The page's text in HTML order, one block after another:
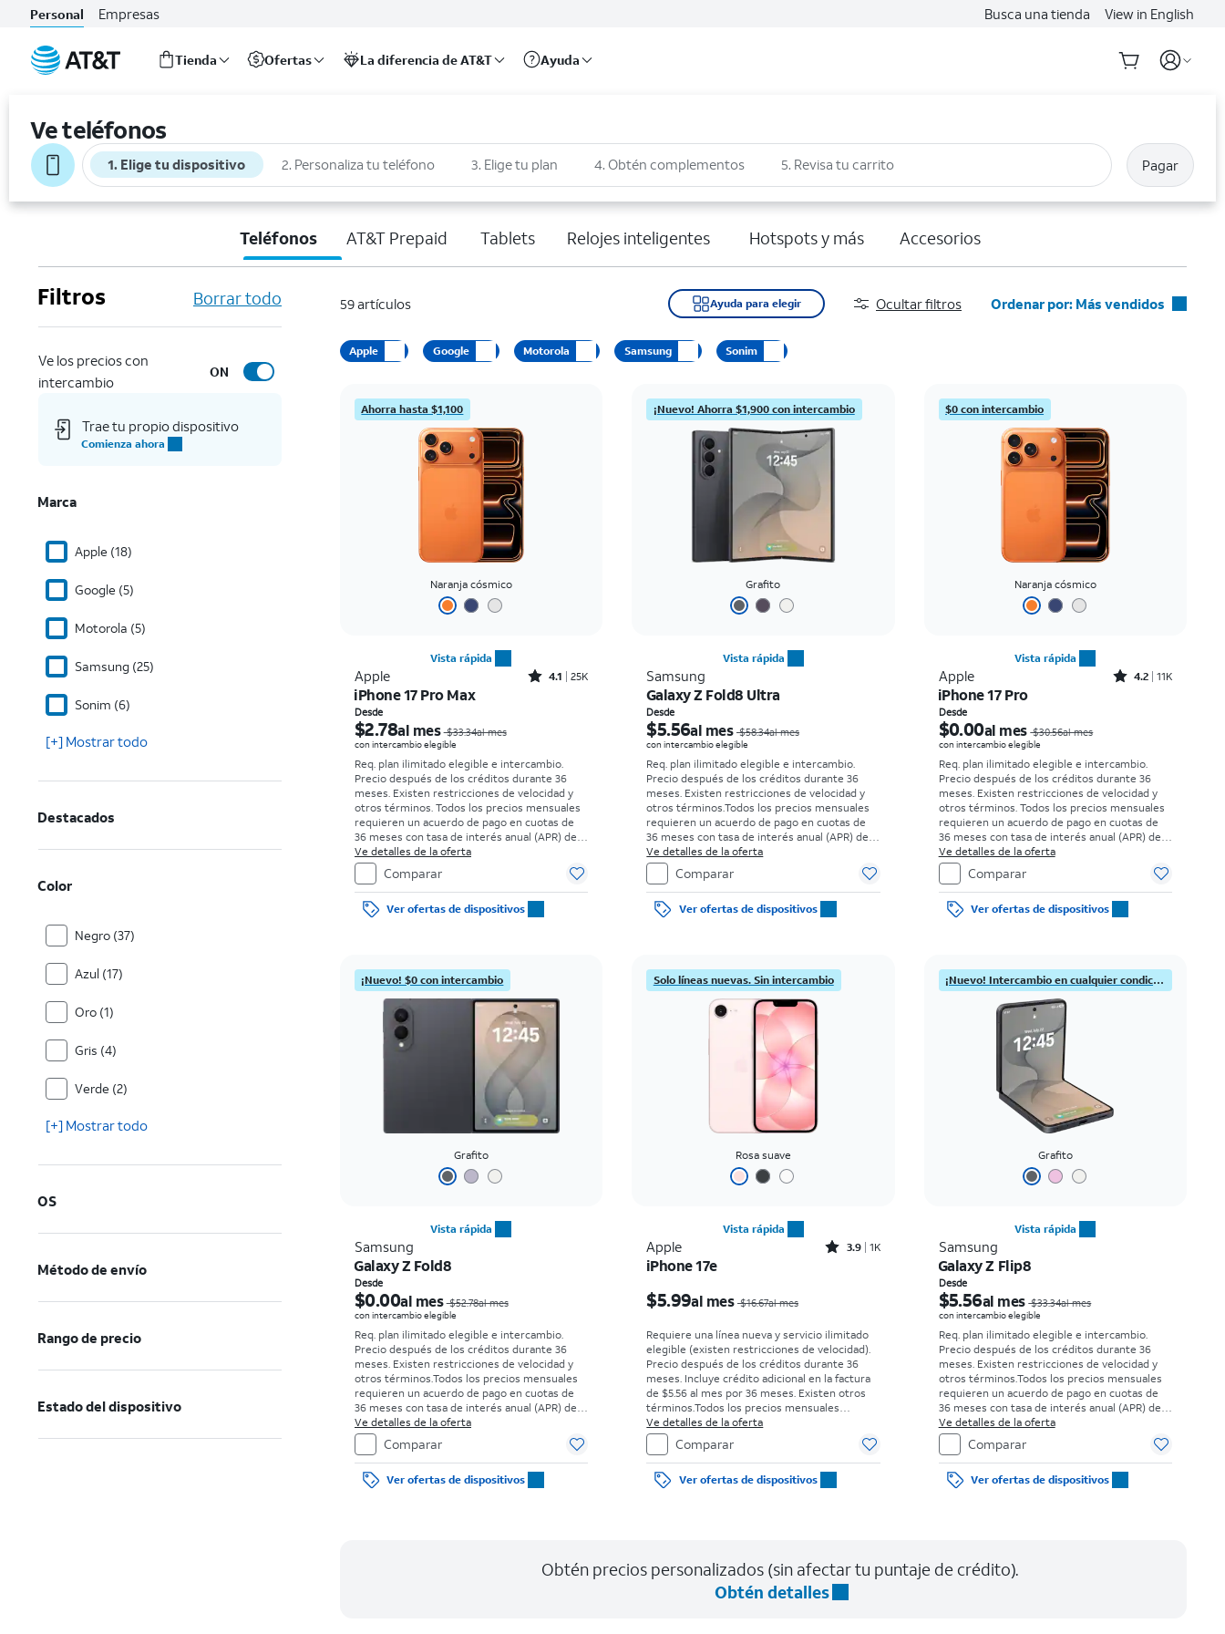
Personal Empresas Busca una tienda View in English
Tienda Ofertas La diferencia de AT&T Ayuda
Ve teléfonos
1. Elige tu dispositivo 2. Personaliza tu teléfono 3. Elige tu plan 4. Obtén complementos 5. Revisa tu carrito Pagar
Teléfonos AT&T Prepaid Tablets Relojes inteligentes Hotspots y más Accesorios
Filtros Borrar todo
Ve los precios con
intercambio
ON
Trae tu propio dispositivo
Comienza ahora
Marca
Apple (18)
Google (5)
Motorola (5)
Samsung (25)
Sonim (6)
[+] Mostrar todo
Destacados
Color
Negro (37)
Azul (17)
Oro (1)
Gris (4)
Verde (2)
[+] Mostrar todo
OS
Método de envío
Rango de precio
Estado del dispositivo
59 artículos Ayuda para elegir Ocultar filtros
Ordenar por: Más vendidos
Más reciente
Apple Google Motorola Samsung Sonim
Ahorra hasta $1,100
Naranja cósmico
Vista rápida
Apple Rated4.1out of 5 stars with25023reviews
4.1 25K
iPhone 17 Pro Max
Desde
$2.78al mes$33.34al mes
con intercambio elegible
Req. plan ilimitado elegible e intercambio.
Precio después de los créditos durante 36
meses. Existen restricciones de velocidad y
otros términos. Todos los precios mensuales
requieren un acuerdo de pago en cuotas de
36 meses con tasa de interés anual (APR) del
0%. Sin cargo inicial para clientes elegibles y
con buenos antecedentes. El impuesto sobre
el precio de venta normal se paga al momento
de la compra. Existen restricciones.
Ve detalles de la oferta
Comparar
Ver ofertas de dispositivos
¡Nuevo! Ahorra $1,900 con intercambio
Grafito
Vista rápida
Samsung
Galaxy Z Fold8 Ultra
Desde
$5.56al mes $58.34al mes
con intercambio elegible
Req. plan ilimitado elegible e intercambio.
Precio después de los créditos durante 36
meses. Existen restricciones de velocidad y
otros términos.Todos los precios mensuales
requieren un acuerdo de pago en cuotas de
36 meses con tasa de interés anual (APR) del
0%. Sin cargo inicial para clientes elegibles y
con buenos antecedentes. El impuesto sobre
el precio de venta normal se paga al momento
de la compra. Existen restricciones.
Ve detalles de la oferta
Comparar
Ver ofertas de dispositivos
$0 con intercambio
Naranja cósmico
Vista rápida
Apple Rated4.2out of 5 stars with11340reviews
4.2 11K
iPhone 17 Pro
Desde
$0.00al mes$30.56al mes
con intercambio elegible
Req. plan ilimitado elegible e intercambio.
Precio después de los créditos durante 36
meses. Existen restricciones de velocidad y
otros términos. Todos los precios mensuales
requieren un acuerdo de pago en cuotas de
36 meses con tasa de interés anual (APR) del
0%. Sin cargo inicial para clientes elegibles y
con buenos antecedentes. El impuesto sobre
el precio de venta normal se paga al momento
de la compra. Existen restricciones.
Ve detalles de la oferta
Comparar
Ver ofertas de dispositivos
¡Nuevo! $0 con intercambio
Grafito
Vista rápida
Samsung
Galaxy Z Fold8
Desde
$0.00al mes$52.78al mes
con intercambio elegible
Req. plan ilimitado elegible e intercambio.
Precio después de los créditos durante 36
meses. Existen restricciones de velocidad y
otros términos.Todos los precios mensuales
requieren un acuerdo de pago en cuotas de
36 meses con tasa de interés anual (APR) del
0%. Sin cargo inicial para clientes elegibles y
con buenos antecedentes. El impuesto sobre
el precio de venta normal se paga al momento
de la compra. Existen restricciones.
Ve detalles de la oferta
Comparar
Ver ofertas de dispositivos
Solo líneas nuevas. Sin intercambio
Rosa suave
Vista rápida
Apple Rated3.9out of 5 stars with1411reviews
3.9 1K
iPhone 17e
$5.99al mes $16.67al mes
Requiere una línea nueva y servicio ilimitado
elegible (existen restricciones de velocidad).
Precio después de los créditos durante 36
meses. Incluye crédito adicional en la factura
de $5.56 al mes por 36 meses. Existen otros
términos.Todos los precios mensuales
requieren un acuerdo de pago en cuotas de
36 meses con tasa de interés anual (APR) del
0%. Sin cargo inicial para clientes elegibles y
con buenos antecedentes. El impuesto sobre
el precio de venta normal se paga al momento
Ve detalles de la oferta
Comparar
Ver ofertas de dispositivos
¡Nuevo! Intercambio en cualquier condición
Grafito
Vista rápida
Samsung
Galaxy Z Flip8
Desde
$5.56al mes$33.34al mes
con intercambio elegible
Req. plan ilimitado elegible e intercambio.
Precio después de los créditos durante 36
meses. Existen restricciones de velocidad y
otros términos.Todos los precios mensuales
requieren un acuerdo de pago en cuotas de
36 meses con tasa de interés anual (APR) del
0%. Sin cargo inicial para clientes elegibles y
con buenos antecedentes. El impuesto sobre
el precio de venta normal se paga al momento
de la compra. Existen restricciones.
Ve detalles de la oferta
Comparar
Ver ofertas de dispositivos
Obtén precios personalizados (sin afectar tu puntaje de crédito).
Obtén detalles